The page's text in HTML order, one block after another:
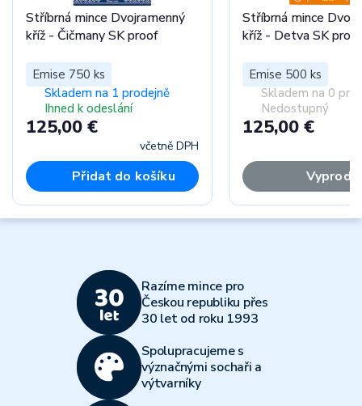
Stříbrná mince Dvojramenný
kříž - Čičmany SK proof
Emise 750 ks
Skladem na 1 prodejně
Ihned k odeslání
125,00 €
včetně DPH
Přidat do košíku
Stříbrná mince
kříž - Detva SK proof
Emise 500 ks
Skladem na 0
Nedostupný
125,00 €
Razíme mince pro
Českou republiku přes
30 let od roku 1993
Spolupracujeme s
význačnými sochaři a
výtvarníky